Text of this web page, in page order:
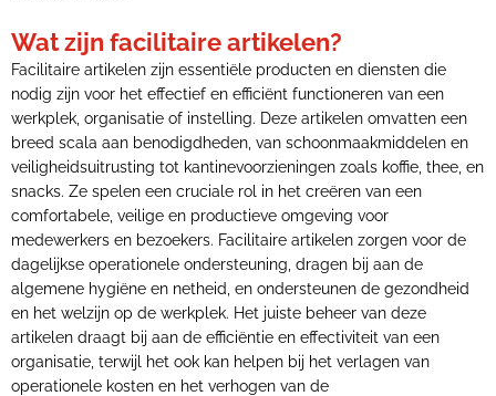
Wat zijn facilitaire artikelen?
Facilitaire artikelen zijn essentiële producten en diensten die
nodig zijn voor het effectief en efficiënt functioneren van een
werkplek, organisatie of instelling. Deze artikelen omvatten een
breed scala aan benodigdheden, van schoonmaakmiddelen en
veiligheidsuitrusting tot kantinevoorzieningen zoals koffie, thee, en
snacks. Ze spelen een cruciale rol in het creëren van een
comfortabele, veilige en productieve omgeving voor
medewerkers en bezoekers. Facilitaire artikelen zorgen voor de
dagelijkse operationele ondersteuning, dragen bij aan de
algemene hygiëne en netheid, en ondersteunen de gezondheid
en het welzijn op de werkplek. Het juiste beheer van deze
artikelen draagt bij aan de efficiëntie en effectiviteit van een
organisatie, terwijl het ook kan helpen bij het verlagen van
operationele kosten en het verhogen van de